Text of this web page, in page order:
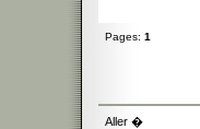
Pages: 1
Aller �